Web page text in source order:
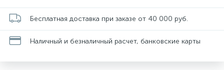
Бесплатная доставка при заказе от 40 000 руб.
Наличный и безналичный расчет, банковские карты